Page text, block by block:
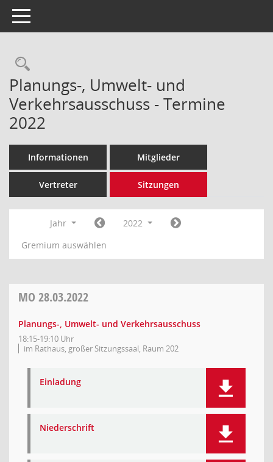
Toggle navigation
Rechercheauswahl
Planungs-, Umwelt- und
Verkehrsausschuss - Termine
2022
Informationen Mitglieder
Vertreter Sitzungen
Jahr
2022
Gremium auswählen
MO 28.03.2022
Planungs-, Umwelt- und Verkehrsausschuss
18:15-19:10 Uhr
im Rathaus, großer Sitzungssaal, Raum 202
Einladung
Niederschrift